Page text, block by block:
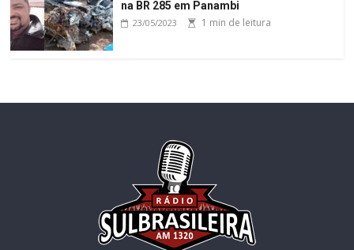
na BR 285 em Panambi
23/05/2023 1 min de leitura